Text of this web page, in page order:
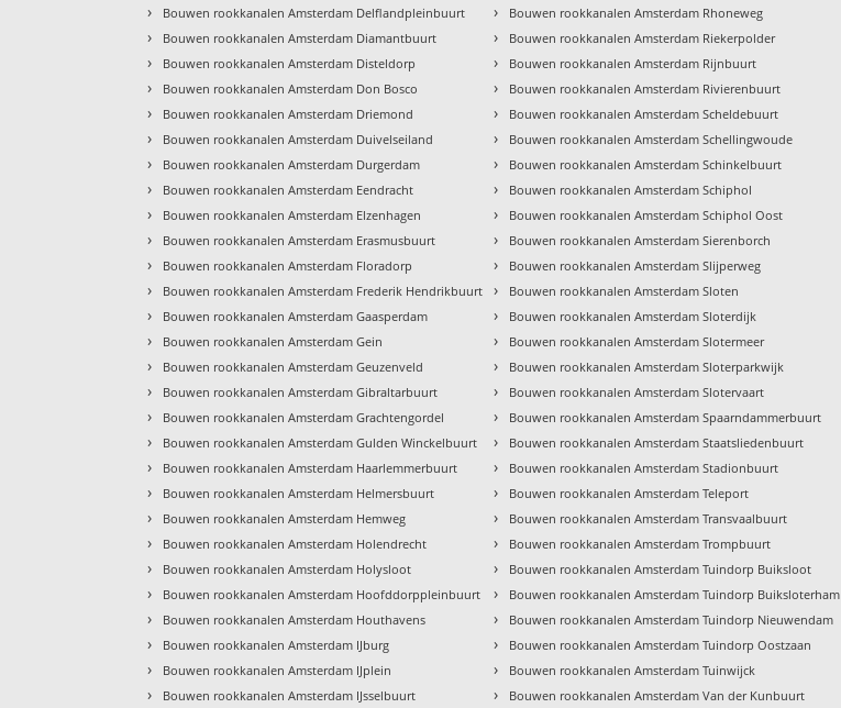
› Bouwen rookkanalen Amsterdam Delflandpleinbuurt
› Bouwen rookkanalen Amsterdam Diamantbuurt
› Bouwen rookkanalen Amsterdam Disteldorp
› Bouwen rookkanalen Amsterdam Don Bosco
› Bouwen rookkanalen Amsterdam Driemond
› Bouwen rookkanalen Amsterdam Duivelseiland
› Bouwen rookkanalen Amsterdam Durgerdam
› Bouwen rookkanalen Amsterdam Eendracht
› Bouwen rookkanalen Amsterdam Elzenhagen
› Bouwen rookkanalen Amsterdam Erasmusbuurt
› Bouwen rookkanalen Amsterdam Floradorp
› Bouwen rookkanalen Amsterdam Frederik Hendrikbuurt
› Bouwen rookkanalen Amsterdam Gaasperdam
› Bouwen rookkanalen Amsterdam Gein
› Bouwen rookkanalen Amsterdam Geuzenveld
› Bouwen rookkanalen Amsterdam Gibraltarbuurt
› Bouwen rookkanalen Amsterdam Grachtengordel
› Bouwen rookkanalen Amsterdam Gulden Winckelbuurt
› Bouwen rookkanalen Amsterdam Haarlemmerbuurt
› Bouwen rookkanalen Amsterdam Helmersbuurt
› Bouwen rookkanalen Amsterdam Hemweg
› Bouwen rookkanalen Amsterdam Holendrecht
› Bouwen rookkanalen Amsterdam Holysloot
› Bouwen rookkanalen Amsterdam Hoofddorppleinbuurt
› Bouwen rookkanalen Amsterdam Houthavens
› Bouwen rookkanalen Amsterdam IJburg
› Bouwen rookkanalen Amsterdam IJplein
› Bouwen rookkanalen Amsterdam IJsselbuurt
› Bouwen rookkanalen Amsterdam Rhoneweg
› Bouwen rookkanalen Amsterdam Riekerpolder
› Bouwen rookkanalen Amsterdam Rijnbuurt
› Bouwen rookkanalen Amsterdam Rivierenbuurt
› Bouwen rookkanalen Amsterdam Scheldebuurt
› Bouwen rookkanalen Amsterdam Schellingwoude
› Bouwen rookkanalen Amsterdam Schinkelbuurt
› Bouwen rookkanalen Amsterdam Schiphol
› Bouwen rookkanalen Amsterdam Schiphol Oost
› Bouwen rookkanalen Amsterdam Sierenborch
› Bouwen rookkanalen Amsterdam Slijperweg
› Bouwen rookkanalen Amsterdam Sloten
› Bouwen rookkanalen Amsterdam Sloterdijk
› Bouwen rookkanalen Amsterdam Slotermeer
› Bouwen rookkanalen Amsterdam Sloterparkwijk
› Bouwen rookkanalen Amsterdam Slotervaart
› Bouwen rookkanalen Amsterdam Spaarndammerbuurt
› Bouwen rookkanalen Amsterdam Staatsliedenbuurt
› Bouwen rookkanalen Amsterdam Stadionbuurt
› Bouwen rookkanalen Amsterdam Teleport
› Bouwen rookkanalen Amsterdam Transvaalbuurt
› Bouwen rookkanalen Amsterdam Trompbuurt
› Bouwen rookkanalen Amsterdam Tuindorp Buiksloot
› Bouwen rookkanalen Amsterdam Tuindorp Buiksloterham
› Bouwen rookkanalen Amsterdam Tuindorp Nieuwendam
› Bouwen rookkanalen Amsterdam Tuindorp Oostzaan
› Bouwen rookkanalen Amsterdam Tuinwijck
› Bouwen rookkanalen Amsterdam Van der Kunbuurt